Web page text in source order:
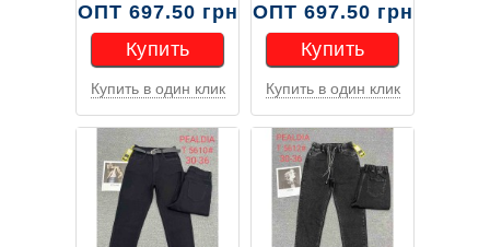
ОПТ 697.50 грн
Купить
Купить
Купить в один клик
ОПТ 697.50 грн
Купить
Купить
Купить в один клик